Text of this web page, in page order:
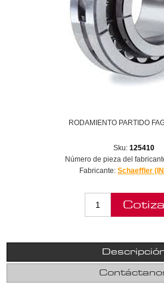
RODAMIENTO PARTIDO
Sku: 125410
Número de pieza del
Fabricante: Schaeffler